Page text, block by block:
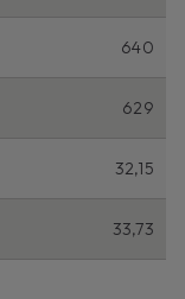
640
629
32,15
33,73